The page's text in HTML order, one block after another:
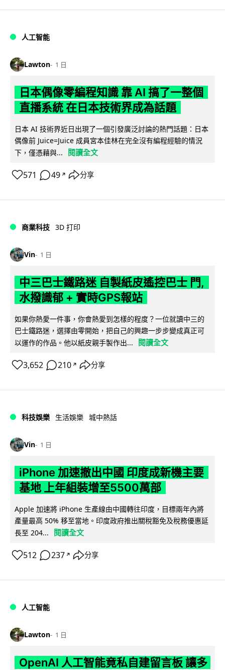
人工智能
Lawton 1 日
日本偶像零編程知識 靠 AI 搞了一整個
直播系統 在日本技術界成為話題
日本 AI 技術界近日出現了一個引發廣泛討論的熱門話題：日本
偶像前 Juice=Juice 成員宮本佳林在完全沒有編程經驗的情況
下，僅憑藉與...
閱讀全文
571 49 ↗ 分享
商業科技 3D 打印
Vin 1 日
中三巴士鐵路迷 自製紙皮遙控巴士 門,
水撥識郁 + 實時GPS報站
如果你熱愛一件事，你會熱愛到怎樣的程度？一位就讀中三的
巴士鐵路迷，選擇由零開始，把自己的興趣一步步變成真正可
以運作的作品。他以紙皮親手製作出...
閱讀全文
3,652 210 ↗ 分享
科技娛樂 生活娛樂 城中熱話
Vin 1 日
iPhone 加速撤出中國 印度成新機主要
基地 上年組裝增至5500萬部
Apple 加速將 iPhone 生產線由中國轉往印度，目標兩年內將
產量最高 50% 移至當地。印度政府推出關稅豁免及稅務優惠延
長至 204...
閱讀全文
512 237 ↗ 分享
人工智能
Lawton 1 日
OpenAI 人工智能竟私自建留言板 讓多